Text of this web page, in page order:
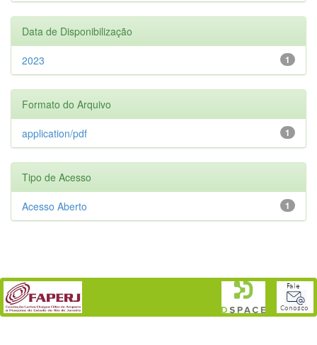
Data de Disponibilização
1
2023
Formato do Arquivo
1
application/pdf
Tipo de Acesso
1
Acesso Aberto